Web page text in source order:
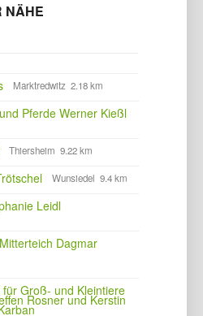
NÄHE
Marktredwitz 2.18 km
Pferde Werner Kießl
Thiersheim 9.22 km
Wunsiedel 9.4 km
Leidl
Dagmar
Groß- und Kleintiere
Rosner und Kerstin